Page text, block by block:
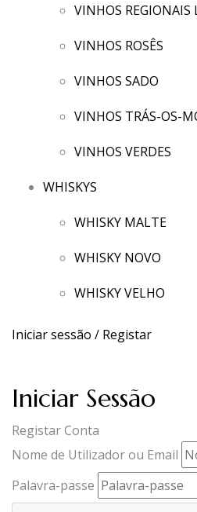
VINHOS REGIONAIS
VINHOS ROSÊS
VINHOS SADO
VINHOS TRÁS-OS-
VINHOS VERDES
WHISKYS
WHISKY MALTE
WHISKY NOVO
WHISKY VELHO
Iniciar sessão / Registar
Iniciar Sessão
Registar Conta
Nome de Utilizador ou Email
Palavra-passe